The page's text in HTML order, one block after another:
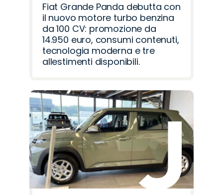
Fiat Grande Panda debutta con
il nuovo motore turbo benzina
da 100 CV: promozione da
14.950 euro, consumi contenuti,
tecnologia moderna e tre
allestimenti disponibili.